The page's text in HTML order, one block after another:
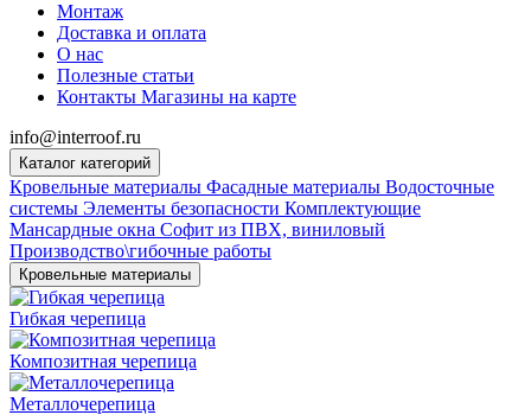
Монтаж
Доставка и оплата
О нас
Полезные статьи
Контакты Магазины на карте
info@interroof.ru
Каталог категорий
Кровельные материалы Фасадные материалы Водосточные
системы Элементы безопасности Комплектующие
Мансардные окна Софит из ПВХ, виниловый
Производство\гибочные работы
Кровельные материалы
Гибкая черепица
Композитная черепица
Металлочерепица